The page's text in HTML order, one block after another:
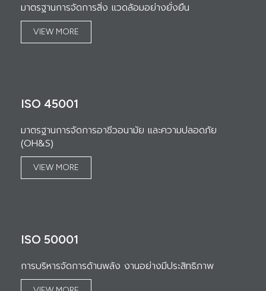
มาตรฐานการจัดการสิ่ง แวดล้อมอย่างยั่งยืน
VIEW MORE
ISO 45001
มาตรฐานการจัดการอาชีวอนามัย และความปลอดภัย
(OH&S)
VIEW MORE
ISO 50001
การบริหารจัดการด้านพลัง งานอย่างมีประสิทธิภาพ